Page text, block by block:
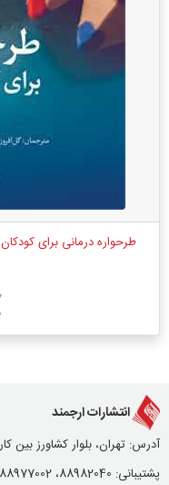
طرحواره درمانی برای
انتشارات ارجمند
آدرس: تهران، بلوار کشاورز بین کارگر و 16 آذر
پشتیبانی: 88982040، 88977002-021، 88982030-021، 88975190-021